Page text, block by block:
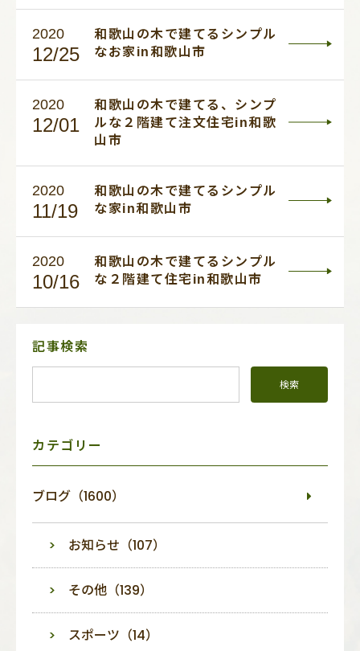
2020
12/25
和歌山の木で建てるシンプル
なお家in和歌山市
2020
12/01
和歌山の木で建てる、シンプ
ルな２階建て注文住宅in和歌
山市
2020
11/19
和歌山の木で建てるシンプル
な家in和歌山市
2020
10/16
和歌山の木で建てるシンプル
な２階建て住宅in和歌山市
サ
ニ
記事検索
カテゴリー
ブログ（1600）
お知らせ（107）
その他（139）
スポーツ（14）